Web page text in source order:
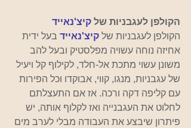
הקולפן לעגבניות של קיצ'נאייד
הקולפן לעגבניות של קיצ'נאייד בעל ידית
אחיזה נוחה עשויה מפלסטיק ובעל להב
משונן עשוי מתכת אל-חלד, לקילוף קל ויעיל
של עגבניות, מנגו, קווי, אבוקדו וכל הפירות
עם קליפה דקה ורכה. אז אם התעצלתם
לחלוט את העגבנייה ואז לקלוף אותה, יש
פיתרון שיבצע את העבודה מבלי לערב מים